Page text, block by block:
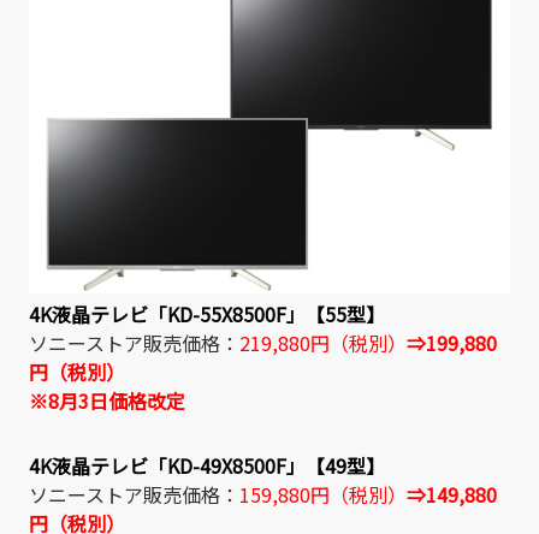
4K液晶テレビ「KD-55X8500F」【55型】
ソニーストア販売価格： 219,880円（税別） ⇒199,880
円（税別）
※8月3日価格改定
4K液晶テレビ「KD-49X8500F」【49型】
ソニーストア販売価格： 159,880円（税別） ⇒149,880
円（税別）